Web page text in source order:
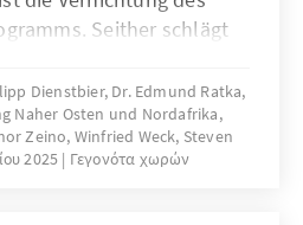
Seither schlägt
auf den 22. Juni
mit Angriffen auf drei
Dienstbier, Dr. Edmund Ratka,
Naher Osten und Nordafrika,
Zeino, Winfried Weck, Steven
2025 Γεγονότα χωρών